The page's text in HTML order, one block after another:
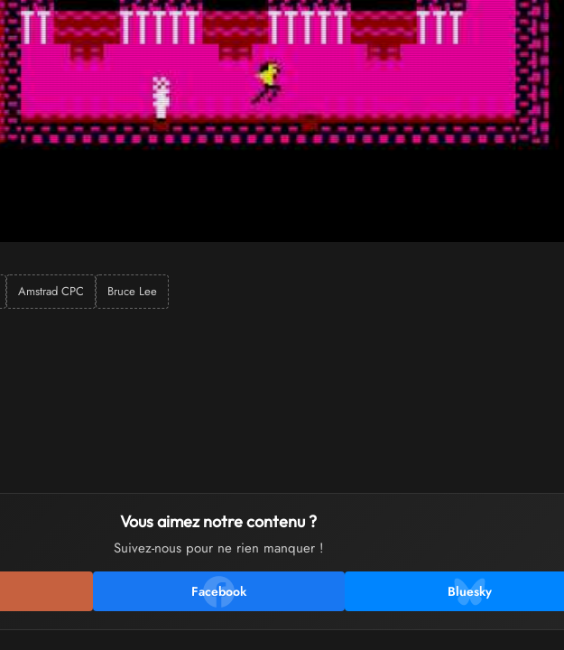
Amstrad CPC Bruce Lee
Vous aimez notre contenu ?
Suivez-nous pour ne rien manquer !
Facebook Bluesky